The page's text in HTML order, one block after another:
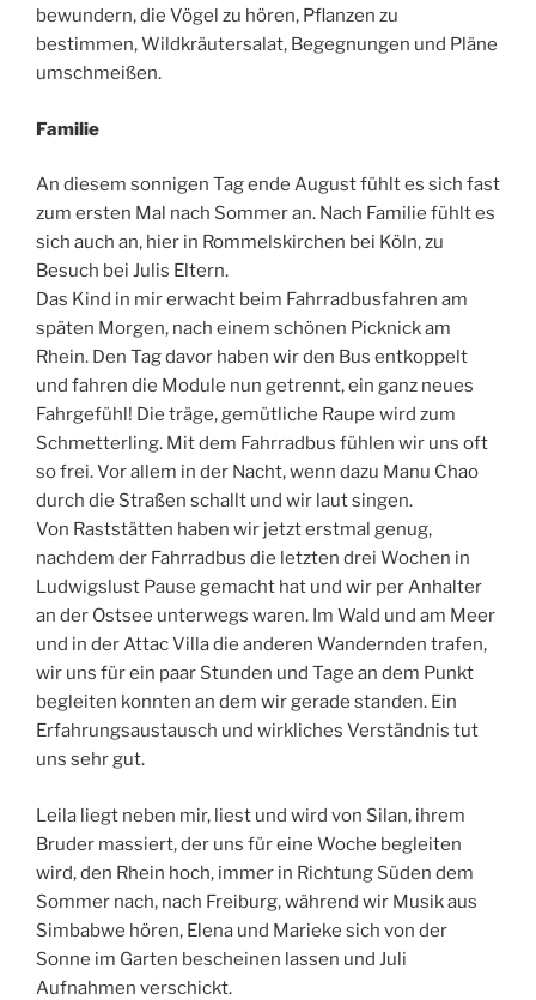
bewundern, die Vögel zu hören, Pflanzen zu
bestimmen, Wildkräutersalat, Begegnungen und Pläne
umschmeißen.
Familie
An diesem sonnigen Tag ende August fühlt es sich fast
zum ersten Mal nach Sommer an. Nach Familie fühlt es
sich auch an, hier in Rommelskirchen bei Köln, zu
Besuch bei Julis Eltern.
Das Kind in mir erwacht beim Fahrradbusfahren am
späten Morgen, nach einem schönen Picknick am
Rhein. Den Tag davor haben wir den Bus entkoppelt
und fahren die Module nun getrennt, ein ganz neues
Fahrgefühl! Die träge, gemütliche Raupe wird zum
Schmetterling. Mit dem Fahrradbus fühlen wir uns oft
so frei. Vor allem in der Nacht, wenn dazu Manu Chao
durch die Straßen schallt und wir laut singen.
Von Raststätten haben wir jetzt erstmal genug,
nachdem der Fahrradbus die letzten drei Wochen in
Ludwigslust Pause gemacht hat und wir per Anhalter
an der Ostsee unterwegs waren. Im Wald und am Meer
und in der Attac Villa die anderen Wandernden trafen,
wir uns für ein paar Stunden und Tage an dem Punkt
begleiten konnten an dem wir gerade standen. Ein
Erfahrungsaustausch und wirkliches Verständnis tut
uns sehr gut.
Leila liegt neben mir, liest und wird von Silan, ihrem
Bruder massiert, der uns für eine Woche begleiten
wird, den Rhein hoch, immer in Richtung Süden dem
Sommer nach, nach Freiburg, während wir Musik aus
Simbabwe hören, Elena und Marieke sich von der
Sonne im Garten bescheinen lassen und Juli
Aufnahmen verschickt.